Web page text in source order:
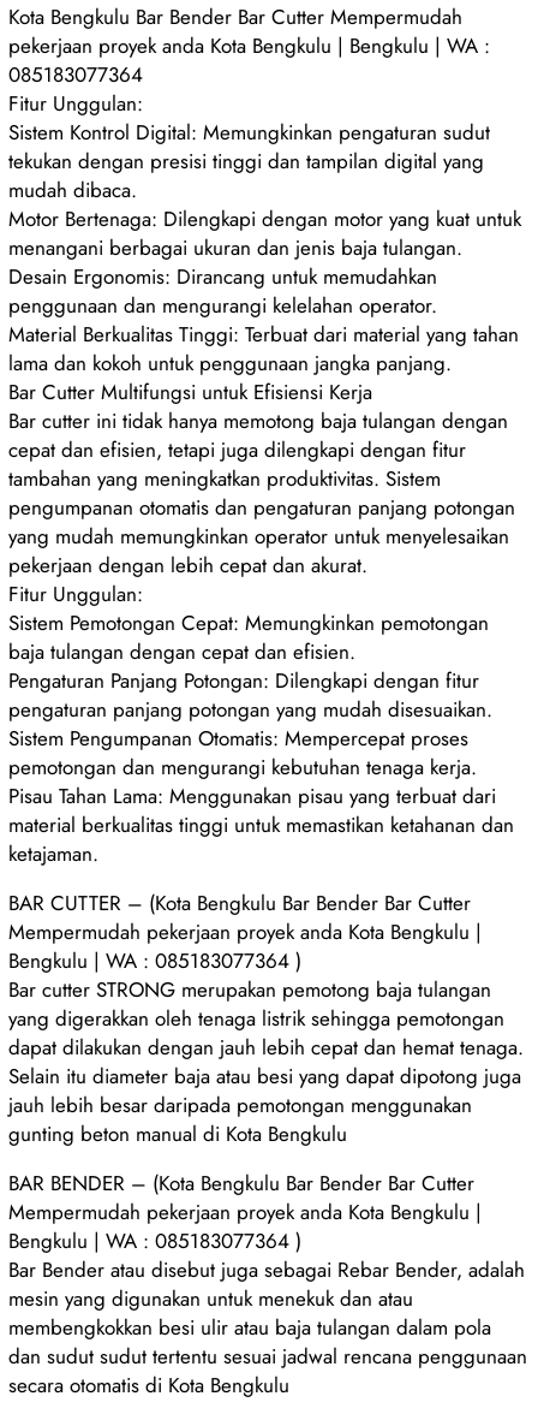
Kota Bengkulu Bar Bender Bar Cutter Mempermudah
pekerjaan proyek anda Kota Bengkulu | Bengkulu | WA :
085183077364
Fitur Unggulan:
Sistem Kontrol Digital: Memungkinkan pengaturan sudut
tekukan dengan presisi tinggi dan tampilan digital yang
mudah dibaca.
Motor Bertenaga: Dilengkapi dengan motor yang kuat untuk
menangani berbagai ukuran dan jenis baja tulangan.
Desain Ergonomis: Dirancang untuk memudahkan
penggunaan dan mengurangi kelelahan operator.
Material Berkualitas Tinggi: Terbuat dari material yang tahan
lama dan kokoh untuk penggunaan jangka panjang.
Bar Cutter Multifungsi untuk Efisiensi Kerja
Bar cutter ini tidak hanya memotong baja tulangan dengan
cepat dan efisien, tetapi juga dilengkapi dengan fitur
tambahan yang meningkatkan produktivitas. Sistem
pengumpanan otomatis dan pengaturan panjang potongan
yang mudah memungkinkan operator untuk menyelesaikan
pekerjaan dengan lebih cepat dan akurat.
Fitur Unggulan:
Sistem Pemotongan Cepat: Memungkinkan pemotongan
baja tulangan dengan cepat dan efisien.
Pengaturan Panjang Potongan: Dilengkapi dengan fitur
pengaturan panjang potongan yang mudah disesuaikan.
Sistem Pengumpanan Otomatis: Mempercepat proses
pemotongan dan mengurangi kebutuhan tenaga kerja.
Pisau Tahan Lama: Menggunakan pisau yang terbuat dari
material berkualitas tinggi untuk memastikan ketahanan dan
ketajaman.
BAR CUTTER – (Kota Bengkulu Bar Bender Bar Cutter
Mempermudah pekerjaan proyek anda Kota Bengkulu |
Bengkulu | WA : 085183077364 )
Bar cutter STRONG merupakan pemotong baja tulangan
yang digerakkan oleh tenaga listrik sehingga pemotongan
dapat dilakukan dengan jauh lebih cepat dan hemat tenaga.
Selain itu diameter baja atau besi yang dapat dipotong juga
jauh lebih besar daripada pemotongan menggunakan
gunting beton manual di Kota Bengkulu
BAR BENDER – (Kota Bengkulu Bar Bender Bar Cutter
Mempermudah pekerjaan proyek anda Kota Bengkulu |
Bengkulu | WA : 085183077364 )
Bar Bender atau disebut juga sebagai Rebar Bender, adalah
mesin yang digunakan untuk menekuk dan atau
membengkokkan besi ulir atau baja tulangan dalam pola
dan sudut sudut tertentu sesuai jadwal rencana penggunaan
secara otomatis di Kota Bengkulu